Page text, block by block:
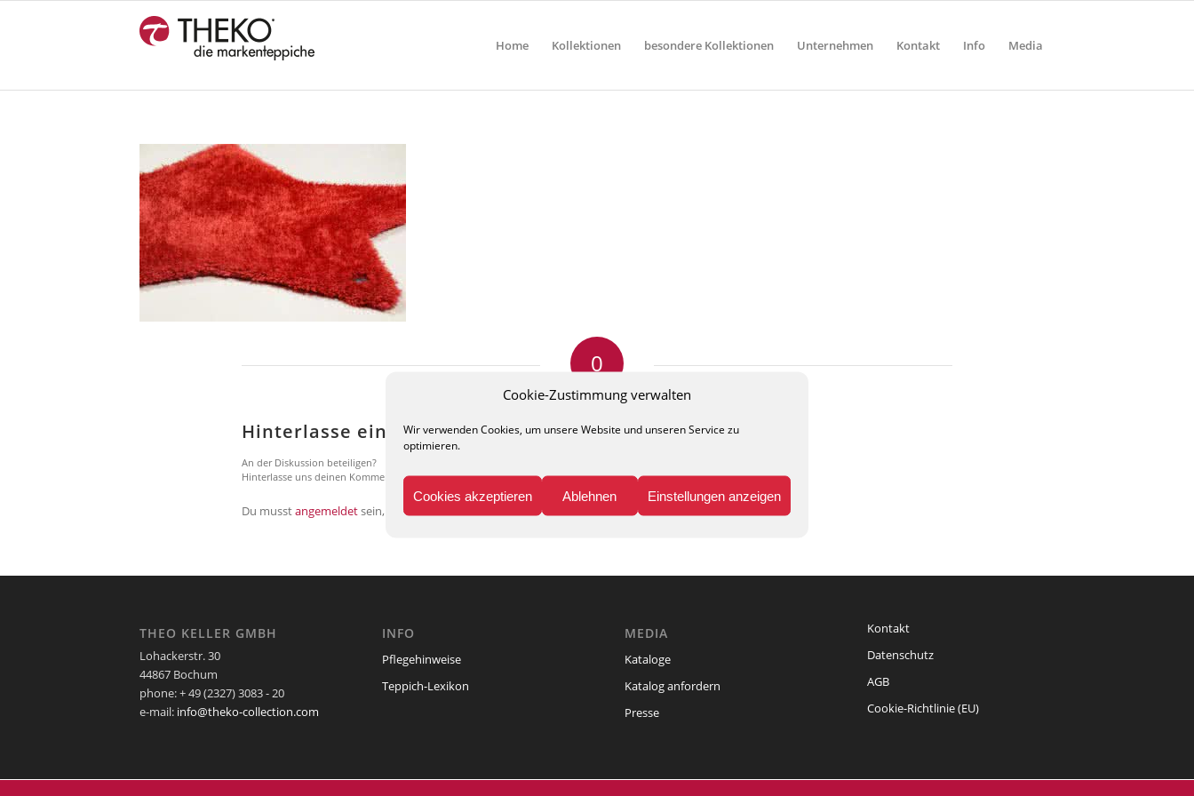
Cookie-Zustimmung verwalten
Wir verwenden Cookies, um unsere Website und unseren Service zu
optimieren.
Cookies akzeptieren Ablehnen Einstellungen anzeigen
Home Kollektionen besondere Kollektionen Unternehmen Kontakt Info Media
0
KOMMENTARE
Hinterlasse einen Kommentar
An der Diskussion beteiligen?
Hinterlasse uns deinen Kommentar!
Du musstangemeldetsein, um einen Kommentar abzugeben.
THEO KELLER GMBH
Lohackerstr. 30
44867 Bochum
phone: + 49 (2327) 3083 - 20
e-mail: info@theko-collection.com
INFO
Pflegehinweise
Teppich-Lexikon
MEDIA
Kataloge
Katalog anfordern
Presse
Kontakt
Datenschutz
AGB
Cookie-Richtlinie (EU)